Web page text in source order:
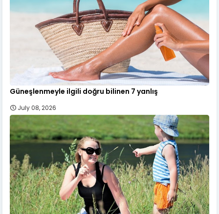
Güneşlenmeyle ilgili doğru bilinen 7 yanlış
July 08, 2026